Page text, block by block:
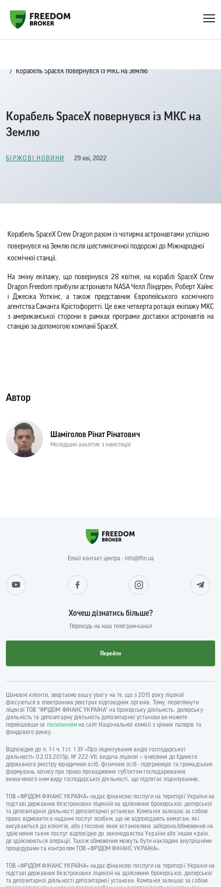
Корабель SpaceX повернувся із МКС на Землю
Корабель SpaceX повернувся із МКС на
Землю
БІРЖОВІ НОВИНИ 29 кві, 2022
Корабель SpaceX Crew Dragon разом із чотирма астронавтами успішно
повернувся на Землю після шестимісячної подорожі до Міжнародної
космічної станції.
На зміну екіпажу, що повернувся 28 квітня, на кораблі SpaceX Crew
Dragon Freedom прибули астронавти NASA Челл Ліндгрен, Роберт Хайнс
і Джесіка Уоткінс, а також представник Європейського космічного
агентства Саманта Крістофоретті. Це вже четверта ротація екіпажу МКС
з американської сторони в рамках програми доставки астронавтів на
станцію за допомогою компанії SpaceX.
Автор
Шаміголов Рінат Рінатович
Молодший аналітик з інвестицій
Email контакт центра - info@ffin.ua
Хочеш дізнатись більше?
Переходь на наш телеграм-канал
Перейти
Шановні клієнти, звертаємо вашу увагу на те, що з 2015 року ліцензії
фіксуються в електронних реєстрах відповідних органів. Тому, переглянути
ліцензії ТОВ "ФРІДОМ ФІНАНС УКРАЇНА" на брокерську діяльність, дилерську
діяльність та депозитарну діяльність депозитарної установи ви можете
перейшовши за посиланнямна сайт Національної комісії з цінних паперів та
фондового ринку.
Відповідно до п. 1-1 ч. 1 ст. 1 ЗУ «Про ліцензування видів господарської
діяльності» 02.03.2015р. № 222-VII, видача ліцензії — внесення до Єдиного
державного реєстру юридичних осіб, фізичних осіб - підприємців та громадських
формувань запису про право провадження суб’єктом господарювання
визначеного ним виду господарської діяльності, що підлягає ліцензуванню.
ТОВ «ФРІДОМ ФІНАНС УКРАЇНА» надає фінансові послуги на території України на
підставі державних безстрокових ліцензій на здійснення брокерської, дилерської
та депозитарної діяльності депозитарної установи. Компанія залишає за собою
право відмовити в наданні послуг особам, що не відповідають вимогам, які
висуваються до клієнтів, або стосовно яких встановлена заборона/обмеження на
здійснення таких послуг відповідно до законодавства України або інших країн,
де здійснюються операції. Також обмеження можуть бути накладені внутрішніми
процедурами та контролем ТОВ «ФРІДОМ ФІНАНС УКРАЇНА».
ТОВ «ФРІДОМ ФІНАНС УКРАЇНА» надає фінансові послуги на території України на
підставі державних безстрокових ліцензій на здійснення брокерської, дилерської
та депозитарної діяльності депозитарної установи. Компанія залишає за собою